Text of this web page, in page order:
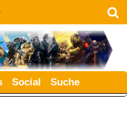
Social Suche